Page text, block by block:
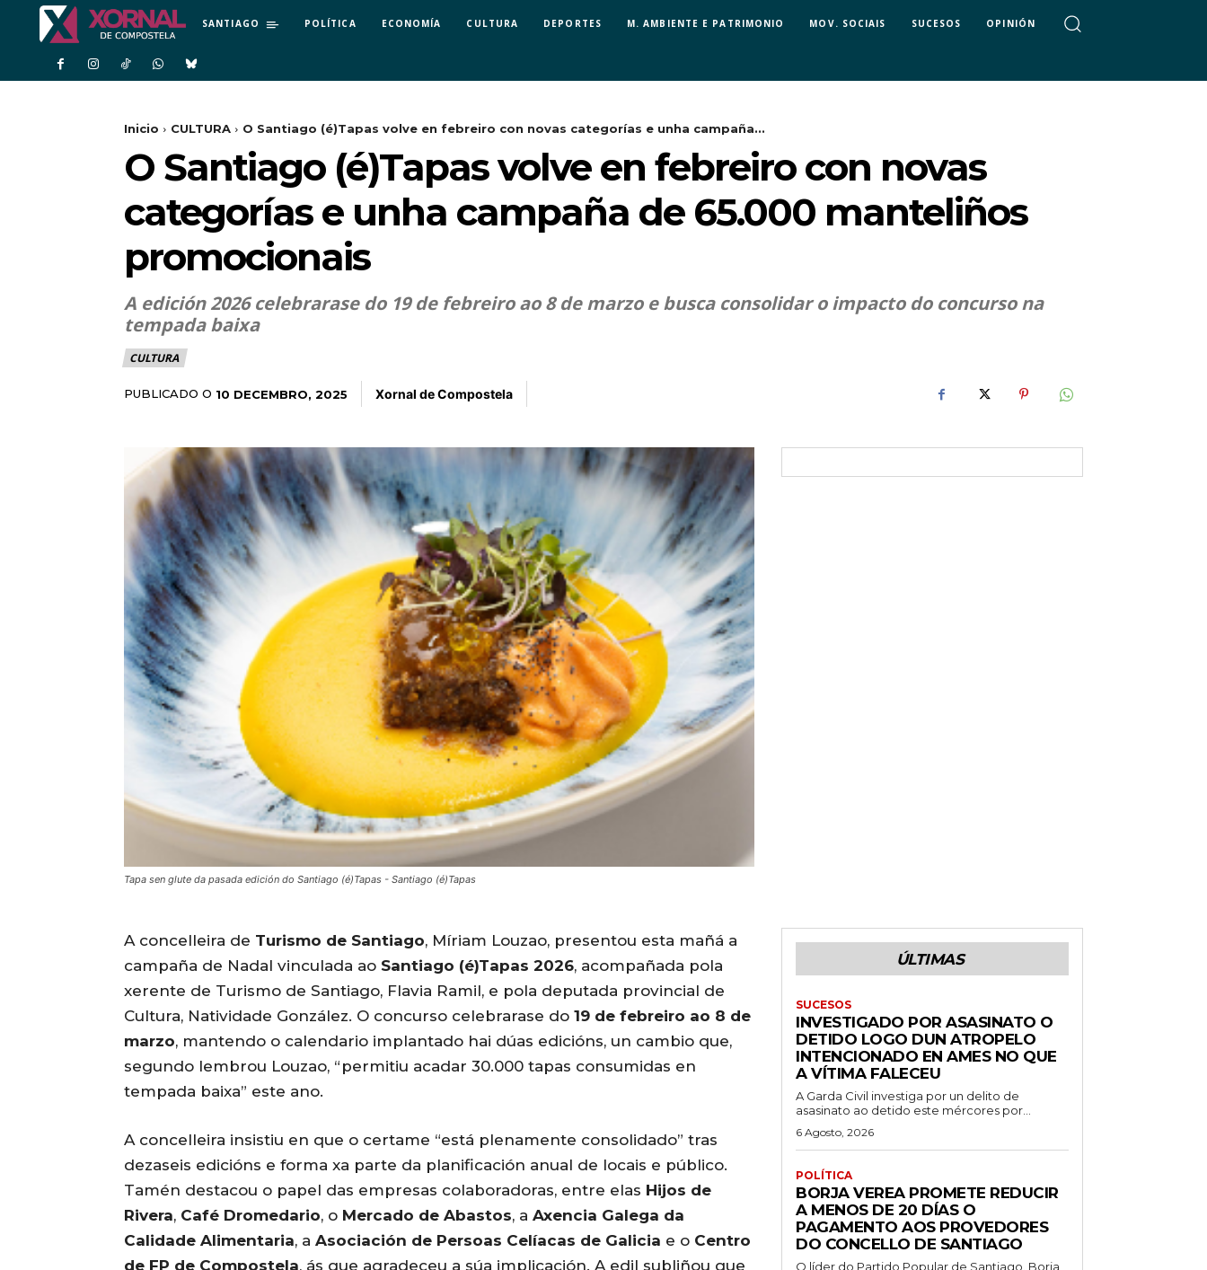
SANTIAGO POLÍTICA ECONOMÍA CULTURA DEPORTES M. AMBIENTE E PATRIMONIO MOV. SOCIAIS SUCESOS OPINIÓN
Inicio CULTURA O Santiago (é)Tapas volve en febreiro con novas categorías e unha campaña...
O Santiago (é)Tapas volve en febreiro con novas
categorías e unha campaña de 65.000 manteliños
promocionais
A edición 2026 celebrarase do 19 de febreiro ao 8 de marzo e busca consolidar o impacto do concurso na
tempada baixa
CULTURA
PUBLICADO O 10 DECEMBRO, 2025 Xornal de Compostela
Tapa sen glute da pasada edición do Santiago (é)Tapas - Santiago (é)Tapas
A concelleira de Turismo de Santiago, Míriam Louzao, presentou esta mañá a
campaña de Nadal vinculada ao Santiago (é)Tapas 2026, acompañada pola
xerente de Turismo de Santiago, Flavia Ramil, e pola deputada provincial de
Cultura, Natividade González. O concurso celebrarase do 19 de febreiro ao 8 de
marzo, mantendo o calendario implantado hai dúas edicións, un cambio que,
segundo lembrou Louzao, “permitiu acadar 30.000 tapas consumidas en
tempada baixa” este ano.
A concelleira insistiu en que o certame “está plenamente consolidado” tras
dezaseis edicións e forma xa parte da planificación anual de locais e público.
Tamén destacou o papel das empresas colaboradoras, entre elas Hijos de
Rivera, Café Dromedario, o Mercado de Abastos, a Axencia Galega da
Calidade Alimentaria, a Asociación de Persoas Celíacas de Galicia e o Centro
de FP de Compostela, ás que agradeceu a súa implicación. A edil subliñou que
ÚLTIMAS
SUCESOS
INVESTIGADO POR ASASINATO O
DETIDO LOGO DUN ATROPELO
INTENCIONADO EN AMES NO QUE
A VÍTIMA FALECEU
A Garda Civil investiga por un delito de
asasinato ao detido este mércores por...
6 Agosto, 2026
POLÍTICA
BORJA VEREA PROMETE REDUCIR
A MENOS DE 20 DÍAS O
PAGAMENTO AOS PROVEDORES
DO CONCELLO DE SANTIAGO
O líder do Partido Popular de Santiago, Borja